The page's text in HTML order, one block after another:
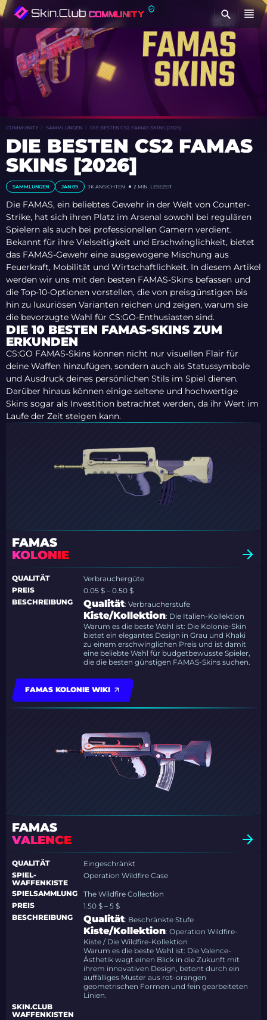
COMMUNITY SAMMLUNGEN DIE BESTEN CS2 FAMAS SKINS [2026]
DIE BESTEN CS2 FAMAS
SKINS [2026]
SAMMLUNGEN JAN 09 3K ANSICHTEN 2 MIN. LESEZEIT
Die FAMAS, ein beliebtes Gewehr in der Welt von Counter-
Strike, hat sich ihren Platz im Arsenal sowohl bei regulären
Spielern als auch bei professionellen Gamern verdient.
Bekannt für ihre Vielseitigkeit und Erschwinglichkeit, bietet
das FAMAS-Gewehr eine ausgewogene Mischung aus
Feuerkraft, Mobilität und Wirtschaftlichkeit. In diesem Artikel
werden wir uns mit den besten FAMAS-Skins befassen und
die Top-10-Optionen vorstellen, die von preisgünstigen bis
hin zu luxuriösen Varianten reichen und zeigen, warum sie
die bevorzugte Wahl für CS:GO-Enthusiasten sind.
DIE 10 BESTEN FAMAS-SKINS ZUM
ERKUNDEN
CS:GO FAMAS-Skins können nicht nur visuellen Flair für
deine Waffen hinzufügen, sondern auch als Statussymbole
und Ausdruck deines persönlichen Stils im Spiel dienen.
Darüber hinaus können einige seltene und hochwertige
Skins sogar als Investition betrachtet werden, da ihr Wert im
Laufe der Zeit steigen kann.
FAMAS
KOLONIE
QUALITÄT
Verbrauchergüte
PREIS
0.05 $ – 0.50 $
BESCHREIBUNG
Qualität: Verbraucherstufe
Kiste/Kollektion: Die Italien-Kollektion
Warum es die beste Wahl ist: Die Kolonie-Skin
bietet ein elegantes Design in Grau und Khaki
zu einem erschwinglichen Preis und ist damit
eine beliebte Wahl für budgetbewusste Spieler,
die die besten günstigen FAMAS-Skins suchen.
FAMAS KOLONIE WIKI
FAMAS
VALENCE
QUALITÄT
Eingeschränkt
SPIEL-
WAFFENKISTE
Operation Wildfire Case
SPIELSAMMLUNG
The Wildfire Collection
PREIS
1.50 $ – 5 $
BESCHREIBUNG
Qualität: Beschränkte Stufe
Kiste/Kollektion: Operation Wildfire-
Kiste / Die Wildfire-Kollektion
Warum es die beste Wahl ist: Die Valence-
Ästhetik wagt einen Blick in die Zukunft mit
ihrem innovativen Design, betont durch ein
auffälliges Muster aus rot-orangen
geometrischen Formen und fein gearbeiteten
Linien.
SKIN.CLUB
WAFFENKISTEN